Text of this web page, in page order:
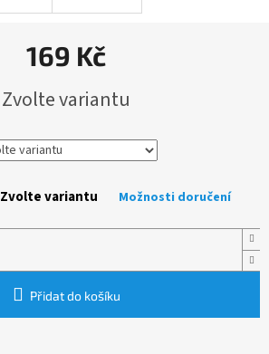
169 Kč
cena:
Zvolte variantu
Zvolte variantu Možnosti doručení
Přidat do košíku